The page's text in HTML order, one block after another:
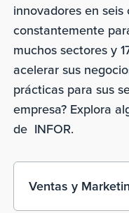
innovadores en
constantemente
muchos sectores y
acelerar sus
prácticas para sus
empresa? Explora
de INFOR.
Ventas y